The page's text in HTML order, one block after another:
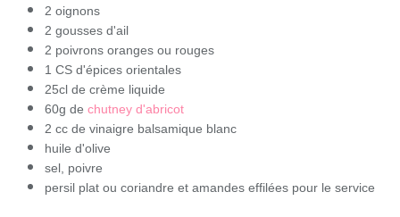
2 oignons
2 gousses d'ail
2 poivrons oranges ou rouges
1 CS d'épices orientales
25cl de crème liquide
60g de chutney d'abricot
2 cc de vinaigre balsamique blanc
huile d'olive
sel, poivre
persil plat ou coriandre et amandes effilées pour le service